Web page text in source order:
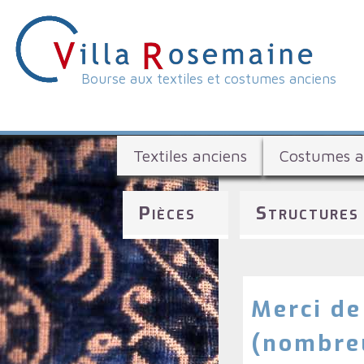
l
l
a
R
o
s
Bourse aux textiles et costumes anciens
o
u
r
s
e
a
u
x
Textiles anciens Costumes
Pièces Structures
Merci